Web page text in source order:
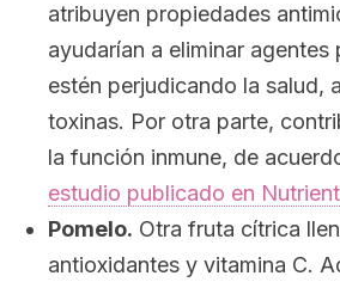
atribuyen propiedades
ayudarían a eliminar
estén perjudicando la salud,
toxinas. Por otra parte,
la función inmune, de
estudio publicado en
Pomelo. Otra fruta cítrica
antioxidantes y vitamina C.